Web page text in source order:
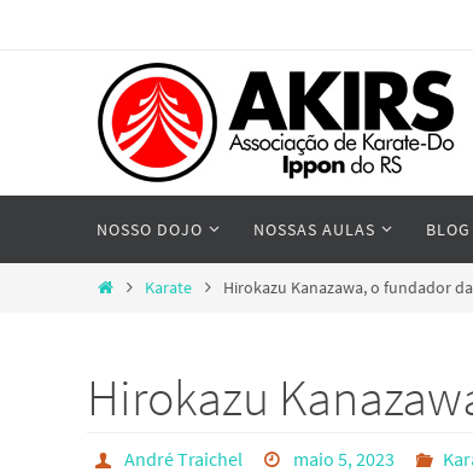
content
NOSSO DOJO NOSSAS AULAS BLOG
HomeKarate Hirokazu Kanazawa, o fundador da
Hirokazu
André Traichel maio 5, 2023